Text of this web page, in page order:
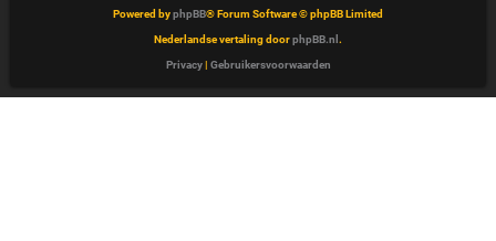
Powered byphpBB® Forum Software © phpBB Limited
Nederlandse vertaling doorphpBB.nl .
Privacy| Gebruikersvoorwaarden